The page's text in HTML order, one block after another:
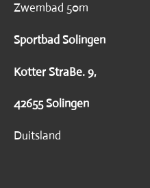
Zwembad 50m
Sportbad Solingen
Kotter StraBe. 9,
42655 Solingen
Duitsland